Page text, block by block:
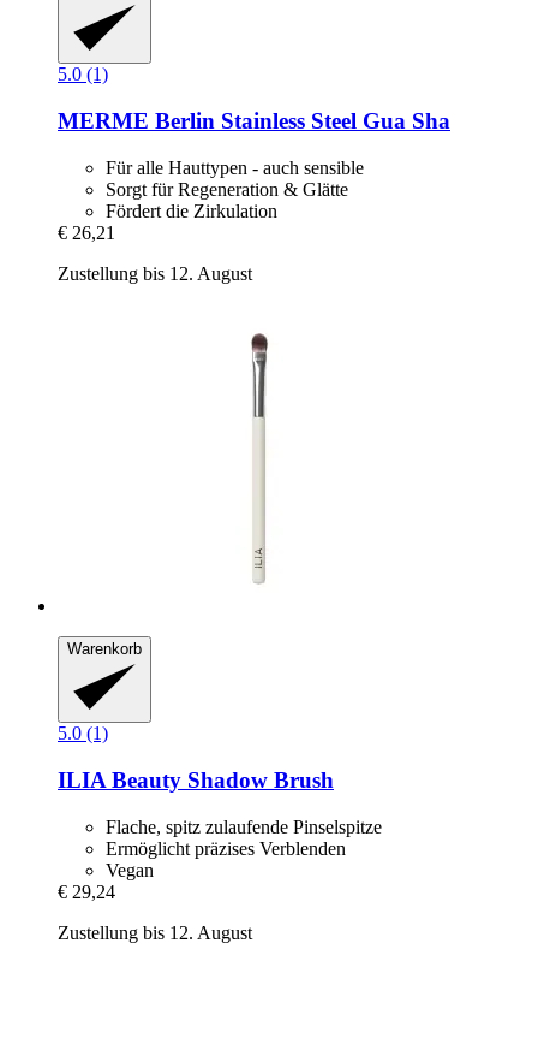
5.0 (1)
MERME Berlin Stainless Steel Gua Sha
Für alle Hauttypen - auch sensible
Sorgt für Regeneration & Glätte
Fördert die Zirkulation
€ 26,21
Zustellung bis 12. August
Warenkorb
5.0 (1)
ILIA Beauty Shadow Brush
Flache, spitz zulaufende Pinselspitze
Ermöglicht präzises Verblenden
Vegan
€ 29,24
Zustellung bis 12. August